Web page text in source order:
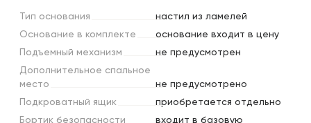
Тип основания
настил из ламелей
Основание в комплекте
основание входит в цену
Подъемный механизм
не предусмотрен
Дополнительное спальное
место
не предусмотрено
Подкроватный ящик
приобретается отдельно
Бортик безопасности
входит в базовую